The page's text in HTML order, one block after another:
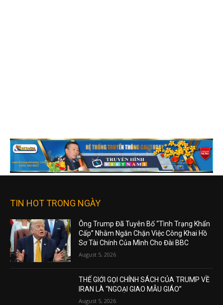
TIN HOT TRONG NGÀY
Ông Trump Đã Tuyên Bố “Tình Trạng Khẩn
Cấp” Nhằm Ngăn Chặn Việc Công Khai Hồ
Sơ Tài Chính Của Mình Cho Đài BBC
August 5, 2026
THẾ GIỚI GỌI CHÍNH SÁCH CỦA TRUMP VỀ
IRAN LÀ “NGOẠI GIAO MẪU GIÁO”
August 5, 2026